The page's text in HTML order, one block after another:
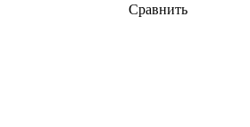
Сравнить